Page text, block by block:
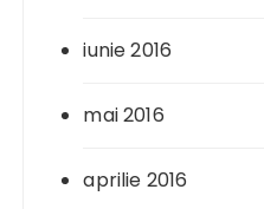
iunie 2016
mai 2016
aprilie 2016